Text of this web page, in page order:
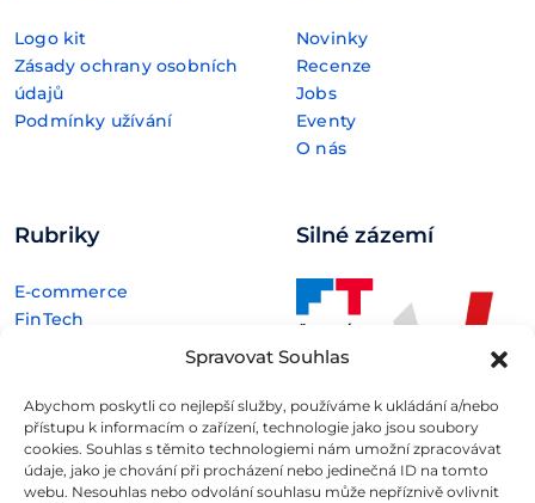
Spravovat Souhlas
Abychom poskytli co nejlepší služby, používáme k ukládání a/nebo
přístupu k informacím o zařízení, technologie jako jsou soubory
cookies. Souhlas s těmito technologiemi nám umožní zpracovávat
údaje, jako je chování při procházení nebo jedinečná ID na tomto
webu. Nesouhlas nebo odvolání souhlasu může nepříznivě ovlivnit
Logo kit
Zásady ochrany osobních
údajů
Podmínky užívání
Novinky
Recenze
Jobs
Eventy
O nás
Rubriky
E-commerce
FinTech
Technologie
Silné zázemí